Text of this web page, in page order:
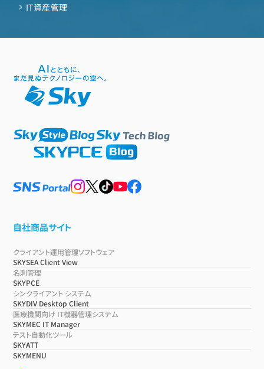
IT資産管理
自社商品サイト
クライアント運用管理ソフトウェア
SKYSEA Client View
名刺管理
SKYPCE
シンクライアント システム
SKYDIV Desktop Client
医療機関向け IT機器管理システム
SKYMEC IT Manager
テスト自動化ツール
SKYATT
SKYMENU